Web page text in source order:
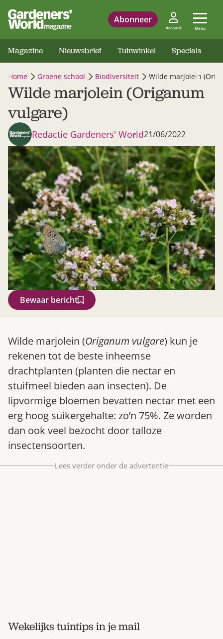
Abonneer
Account Menu
Gardeners’ World 08/2026
Bestel nu
Magazine Nieuwsbrief Tuinwinkel Specials
Home Groene school Biodiversiteit Wilde marjolein
Wilde marjolein (Origanum
vulgare)
Redactie Gardeners' World21/06/2022
Bewaar bericht
Wilde marjolein (Origanum vulgare) kun je
rekenen tot de beste inheemse
drachtplanten (planten die nectar en
stuifmeel bieden aan insecten). De
lipvormige bloemen bevatten nectar met een
erg hoog suikergehalte: zo’n 75%. Ze worden
dan ook veel bezocht door talloze
insectensoorten.
Lees verder onder de advertentie
Wekelijks tuintips in je mail